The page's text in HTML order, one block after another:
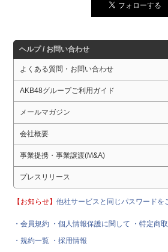
ヘルプ / お問い合わせ
よくある質問・お問い合わせ
AKB48グループご利用ガイド
メールマガジン
会社概要
事業提携・事業譲渡(M&A)
プレスリリース
【お知らせ】他社サービスと同じパスワードを
・会員規約 ・個人情報保護に関して
・特定商
・規約一覧 ・採用情報